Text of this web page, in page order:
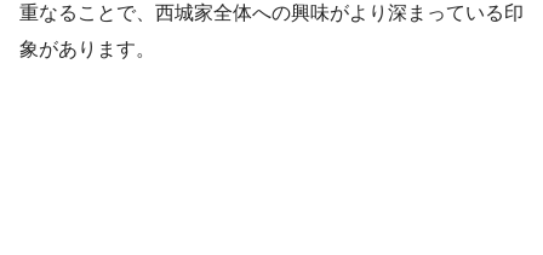
重なることで、西城家全体への興味がより深まっている印
象があります。